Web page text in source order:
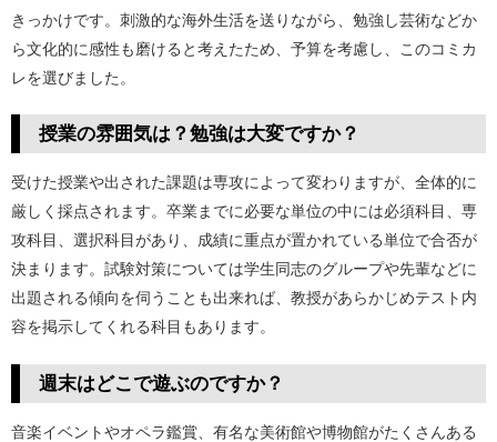
きっかけです。刺激的な海外生活を送りながら、勉強し芸術などか
ら文化的に感性も磨けると考えたため、予算を考慮し、このコミカ
レを選びました。
授業の雰囲気は？勉強は大変ですか？
受けた授業や出された課題は専攻によって変わりますが、全体的に
厳しく採点されます。卒業までに必要な単位の中には必須科目、専
攻科目、選択科目があり、成績に重点が置かれている単位で合否が
決まります。試験対策については学生同志のグループや先輩などに
出題される傾向を伺うことも出来れば、教授があらかじめテスト内
容を掲示してくれる科目もあります。
週末はどこで遊ぶのですか？
音楽イベントやオペラ鑑賞、有名な美術館や博物館がたくさんある